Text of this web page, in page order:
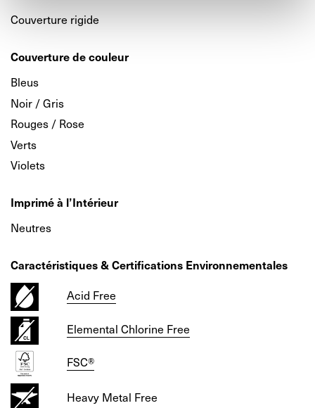
Couverture rigide
Couverture de couleur
Bleus
Noir / Gris
Rouges / Rose
Verts
Violets
Imprimé à l’Intérieur
Neutres
Caractéristiques & Certifications Environnementales
Acid Free
Elemental Chlorine Free
FSC®
Heavy Metal Free